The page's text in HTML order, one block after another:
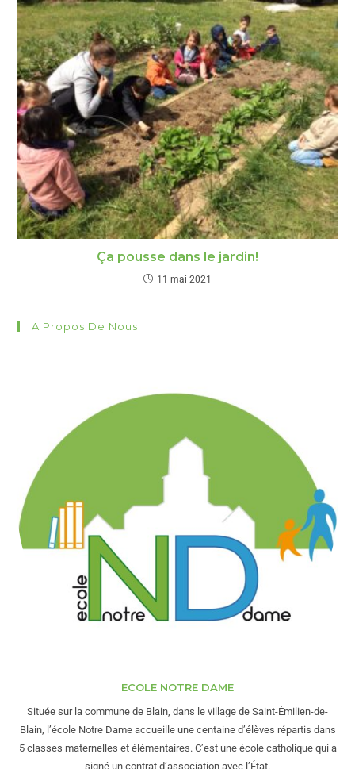
Ça pousse dans le jardin!
11 mai 2021
A Propos De Nous
ECOLE NOTRE DAME
Située sur la commune de Blain, dans le village de Saint-Émilien-de-
Blain, l’école Notre Dame accueille une centaine d’élèves répartis dans
5 classes maternelles et élémentaires. C’est une école catholique qui a
signé un contrat d’association avec l’État.